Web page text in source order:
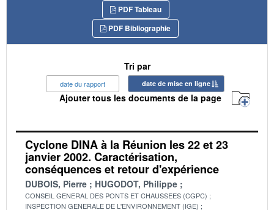
PDF Tableau
PDF Bibliographie
Tri par
date du rapport date de mise en ligne
Ajouter tous les documents de la page
Cyclone DINA à la Réunion les 22 et 23
janvier 2002. Caractérisation,
conséquences et retour d'expérience
DUBOIS, Pierre HUGODOT, Philippe
CONSEIL GENERAL DES PONTS ET CHAUSSEES (CGPC)
INSPECTION GENERALE DE L'ENVIRONNEMENT (IGE)